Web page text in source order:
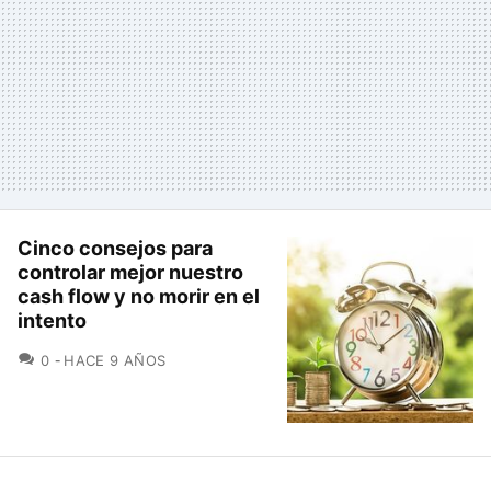
Cinco consejos para
controlar mejor nuestro
cash flow y no morir en el
intento
0 COMENTARIOS
HACE 9 AÑOS